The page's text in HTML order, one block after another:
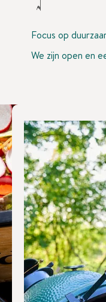
Focus op
We zijn open en